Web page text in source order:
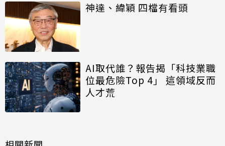
神達、緯穎 四檔有看頭
AI取代誰？報告揭「科技業職
位最危險Top 4」 這領域反而
人才荒